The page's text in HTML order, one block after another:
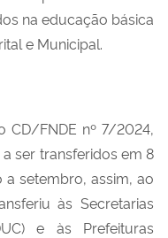
na educação básica
e Municipal.
CD/FNDE nº 7/2024,
ser transferidos em 8
a setembro, assim, ao
às Secretarias
e às Prefeituras